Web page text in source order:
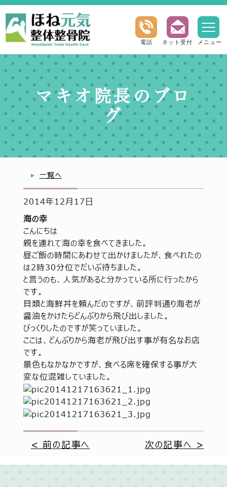
メニュー
ネット受付
電話
マキオ院長のブロ
グ
一覧へ
2014年12月17日
海の幸
こんにちは
親を連れて海の幸を食べてきました。
昼ご飯の時間にあわせて出かけましたが、食べれたの
は2時30分位でだいぶ待ちました。
と言うのも、人気があると分かっている所に行ったから
です。
貝類と海鮮丼を頼んだのですが、前評判通り海老が
醤油をかけたらどんぶりから飛び出しました。
びっくりしたのですが笑っていました。
ここは、どんぶりから海老が飛び出す事が有名なお店
です。
景色もなかなかですが、食べる席を確保する事が大
変な位混雑していました。
< 前の記事へ 次の記事へ >